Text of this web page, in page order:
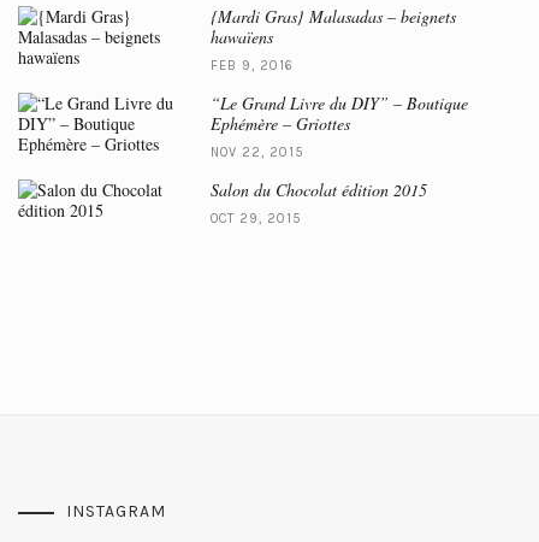
{Mardi Gras} Malasadas – beignets
hawaïens
FEB 9, 2016
“Le Grand Livre du DIY” – Boutique
Ephémère – Griottes
NOV 22, 2015
Salon du Chocolat édition 2015
OCT 29, 2015
INSTAGRAM